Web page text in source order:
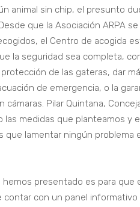
animal sin chip, el presunto
que la Asociación ARPA
el Centro de acogida
la seguridad sea completa,
de las gateras, dar
de emergencia, o la
Pilar Quintana,
medidas que planteamos y
lamentar ningún problema
presentado es para que
con un panel